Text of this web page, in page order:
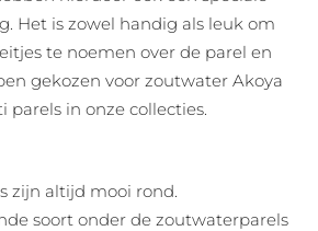
Het is zowel handig als leuk om
te noemen over de parel en
gekozen voor zoutwater Akoya
parels in onze collecties.
zijn altijd mooi rond.
soort onder de zoutwaterparels